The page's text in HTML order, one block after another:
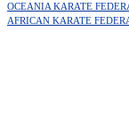
OCEANIA KARATE
AFRICAN KARATE